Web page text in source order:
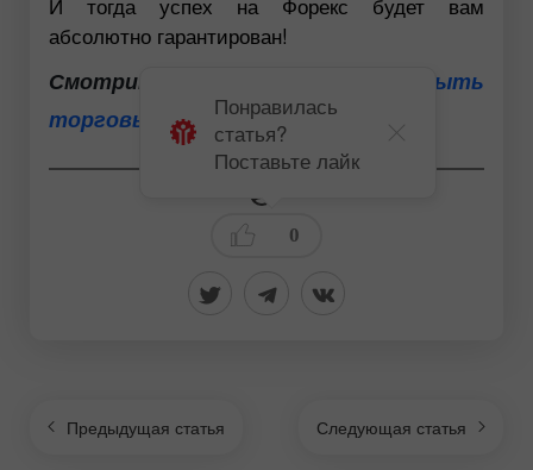
абсолютно гарантирован!
Смотрите также:
Открыть
торговый счет уже сейчас
0
Понравилась
статья?
Поставьте лайк
Предыдущая статья Следующая статья